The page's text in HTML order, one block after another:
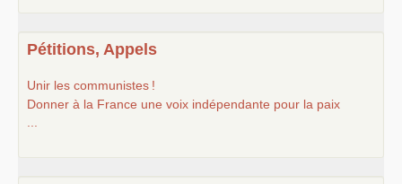
Pétitions, Appels
Unir les communistes !
Donner à la France une voix indépendante pour la paix